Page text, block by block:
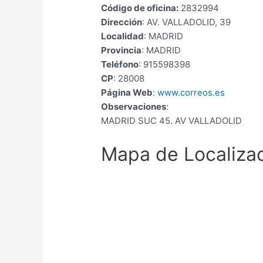
Código de oficina: 2832994
Dirección: AV. VALLADOLID, 39
Localidad: MADRID
Provincia: MADRID
Teléfono: 915598398
CP: 28008
Página Web: www.correos.es
Observaciones:
MADRID SUC 45. AV VALLADOLID
Mapa de